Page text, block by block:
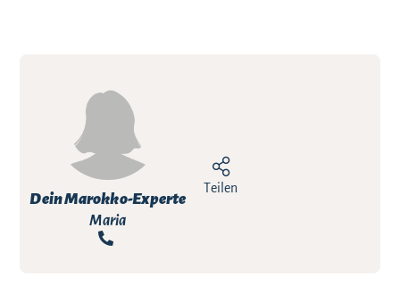
Dein Marokko-Experte
Maria
Teilen